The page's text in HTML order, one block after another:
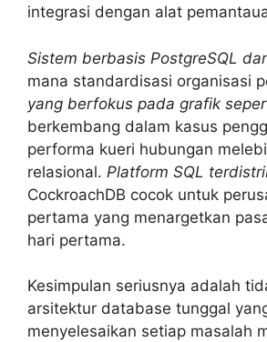
integrasi dengan alat
Sistem berbasis PostgreSQL
mana standardisasi organisasi
yang berfokus pada grafik
berkembang dalam kasus
performa kueri hubungan
relasional. Platform SQL
CockroachDB cocok untuk
pertama yang menargetkan
hari pertama.
Kesimpulan seriusnya adalah
arsitektur database tunggal
menyelesaikan setiap masalah